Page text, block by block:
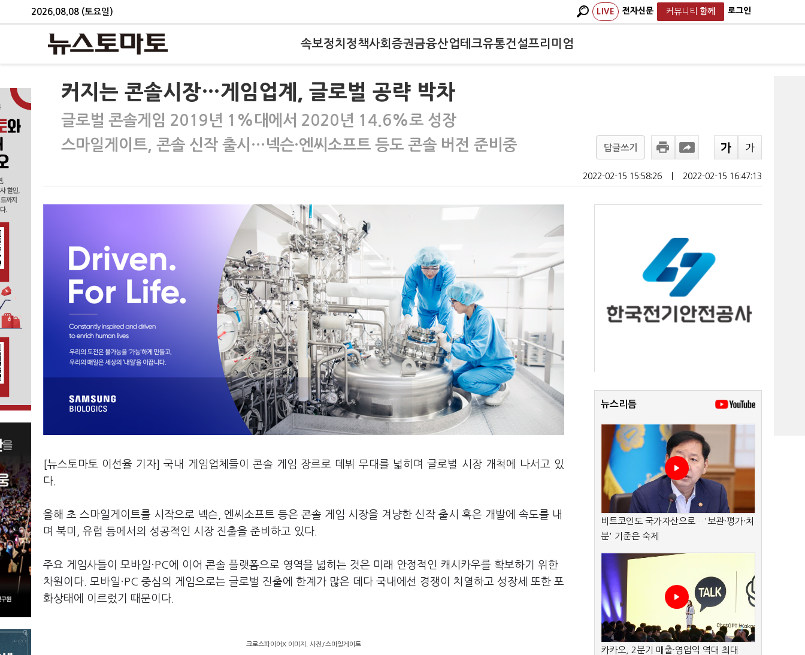
2026.08.08 (토요일) LIVE 전자신문 커뮤니티 함께 로그인
속보정치 정책사회 증권금융산업테크유통건설프리미엄
커지는 콘솔시장…게임업계, 글로벌 공략 박차
글로벌 콘솔게임 2019년 1%대에서 2020년 14.6%로 성장
스마일게이트, 콘솔 신작 출시…넥슨·엔씨소프트 등도 콘솔 버전 준비중
답글쓰기
2022-02-15 15:58:26 2022-02-15 16:47:13
[뉴스토마토 이선율 기자] 국내 게임업체들이 콘솔 게임 장르로 데뷔 무대를 넓히며 글로벌 시장 개척에 나서고 있
다.
올해 초 스마일게이트를 시작으로 넥슨, 엔씨소프트 등은 콘솔 게임 시장을 겨냥한 신작 출시 혹은 개발에 속도를 내
며 북미, 유럽 등에서의 성공적인 시장 진출을 준비하고 있다.
주요 게임사들이 모바일·PC에 이어 콘솔 플랫폼으로 영역을 넓히는 것은 미래 안정적인 캐시카우를 확보하기 위한
차원이다. 모바일·PC 중심의 게임으로는 글로벌 진출에 한계가 많은 데다 국내에선 경쟁이 치열하고 성장세 또한 포
화상태에 이르렀기 때문이다.
크로스파이어X 이미지. 사진/스마일게이트
뉴스리듬
비트코인도 국가자산으로…'보관·평가·처
분' 기준은 숙제
카카오, 2분기 매출·영업익 역대 최대…